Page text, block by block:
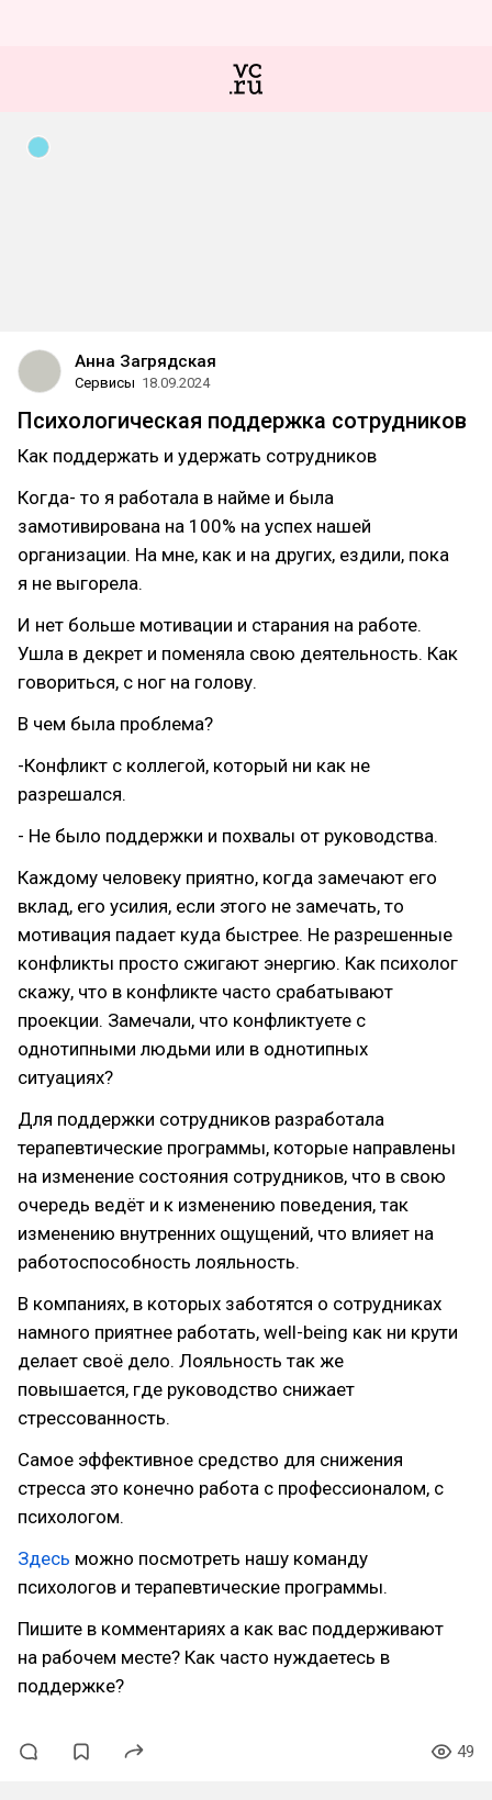
Анна Загрядская
Сервисы 18.09.2024
Психологическая поддержка сотрудников
Как поддержать и удержать сотрудников
Когда- то я работала в найме и была
замотивирована на 100% на успех нашей
организации. На мне, как и на других, ездили, пока
я не выгорела.
И нет больше мотивации и старания на работе.
Ушла в декрет и поменяла свою деятельность. Как
говориться, с ног на голову.
В чем была проблема?
-Конфликт с коллегой, который ни как не
разрешался.
- Не было поддержки и похвалы от руководства.
Каждому человеку приятно, когда замечают его
вклад, его усилия, если этого не замечать, то
мотивация падает куда быстрее. Не разрешенные
конфликты просто сжигают энергию. Как психолог
скажу, что в конфликте часто срабатывают
проекции. Замечали, что конфликтуете с
однотипными людьми или в однотипных
ситуациях?
Для поддержки сотрудников разработала
терапевтические программы, которые направлены
на изменение состояния сотрудников, что в свою
очередь ведёт и к изменению поведения, так
изменению внутренних ощущений, что влияет на
работоспособность лояльность.
В компаниях, в которых заботятся о сотрудниках
намного приятнее работать, well-being как ни крути
делает своё дело. Лояльность так же
повышается, где руководство снижает
стрессованность.
Самое эффективное средство для снижения
стресса это конечно работа с профессионалом, с
психологом.
Здесь можно посмотреть нашу команду
психологов и терапевтические программы.
Пишите в комментариях а как вас поддерживают
на рабочем месте? Как часто нуждаетесь в
поддержке?
49